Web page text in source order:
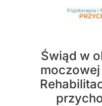
Świąd w
moczowej